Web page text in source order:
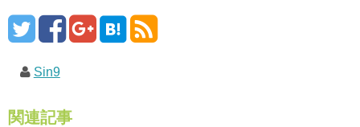
Sin9
関連記事